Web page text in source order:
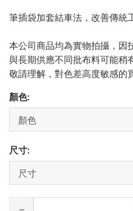
筆插袋加套結車法，改善傳統
本公司商品均為實物拍攝，因
與長期供應不同批布料可能稍
敬請理解，對色差高度敏感的
顏色:
尺寸: